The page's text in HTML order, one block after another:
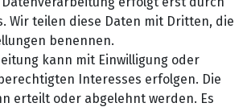
Wir teilen diese Daten mit Dritten, die
benennen.
kann mit Einwilligung oder
Interesses erfolgen. Die
erteilt oder abgelehnt werden. Es